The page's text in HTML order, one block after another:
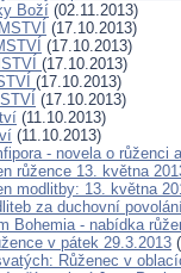
Boží (02.11.2013)
(17.10.2013)
(17.10.2013)
(17.10.2013)
(17.10.2013)
(17.10.2013)
(11.10.2013)
(11.10.2013)
- novela o růženci
růžence 13. května
modlitby: 13. května
za duchovní
Bohemia - nabídka
v pátek 29.3.2013
Růženec v